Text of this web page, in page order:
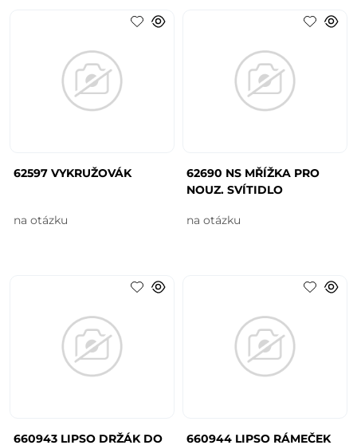
62597 VYKRUŽOVÁK
na otázku
62690 NS MŘÍŽKA PRO
NOUZ. SVÍTIDLO
na otázku
660943 LIPSO DRŽÁK DO 660944 LIPSO RÁMEČEK